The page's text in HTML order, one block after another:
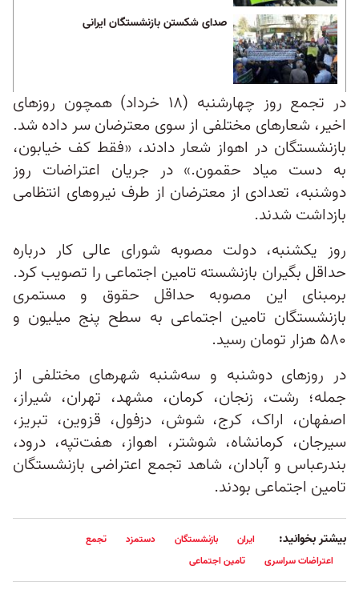
صدای شکستن بازنشستگان ایرانی
در تجمع روز چهارشنبه (۱۸ خرداد) همچون روزهای
اخیر، شعارهای مختلفی از سوی معترضان سر داده شد.
بازنشستگان در اهواز شعار دادند، «فقط کف خیابون،
به دست میاد حقمون.» در جریان اعتراضات روز
دوشنبه، تعدادی از معترضان از طرف نیروهای انتظامی
بازداشت شدند.
روز یکشنبه، دولت مصوبه شورای عالی کار درباره
حداقل بگیران بازنشسته تامین اجتماعی را تصویب کرد.
برمبنای این مصوبه حداقل حقوق و مستمری
بازنشستگان تامین اجتماعی به سطح پنج میلیون و
۵۸۰ هزار تومان رسید.
در روزهای دوشنبه و سه‌شنبه شهرهای مختلفی از
جمله؛ رشت، زنجان، کرمان، مشهد، تهران، شیراز،
اصفهان، اراک، کرج، شوش، دزفول، قزوین، تبریز،
سیرجان، کرمانشاه، شوشتر، اهواز، هفت‌تپه، درود،
بندرعباس و آبادان، شاهد تجمع اعتراضی بازنشستگان
تامین اجتماعی بودند.
بیشتر بخوانید: ایران بازنشستگان دستمزد
تجمع
اعتراضات سراسری
تامین اجتماعی